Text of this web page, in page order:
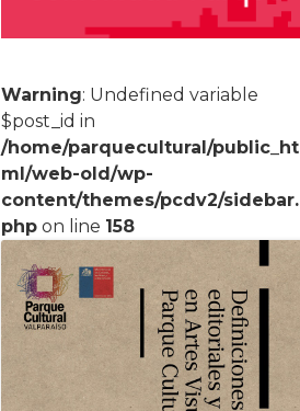
Warning: Undefined variable
$post_id in
/home/parquecultural/public_ht
ml/web-old/wp-
content/themes/pcdv2/sidebar.
php on line 158